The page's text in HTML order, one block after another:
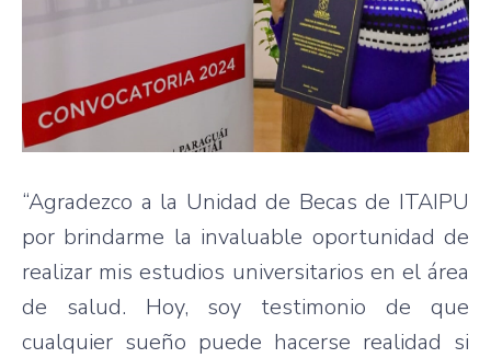
“Agradezco a la Unidad de Becas de ITAIPU
por brindarme la invaluable oportunidad de
realizar mis estudios universitarios en el área
de salud. Hoy, soy testimonio de que
cualquier sueño puede hacerse realidad si